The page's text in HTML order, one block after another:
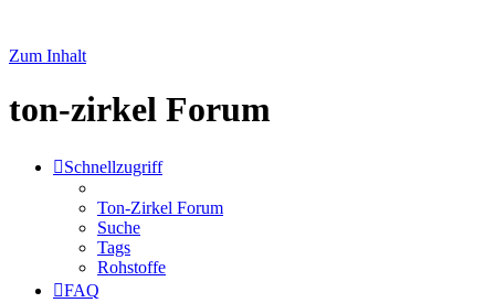
Zum Inhalt
ton-zirkel Forum
Schnellzugriff
Ton-Zirkel Forum
Suche
Tags
Rohstoffe
FAQ